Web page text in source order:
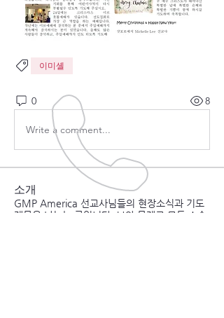
이미셸
0 8
Write a comment...
소개
GMP America 선교사님들의 현장소식과 기도
제목을 나누는 곳입니다. 보안 문제로 모든 소속